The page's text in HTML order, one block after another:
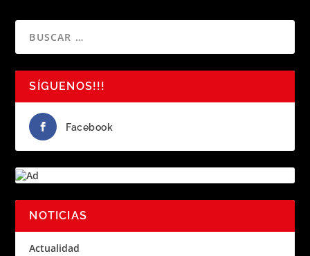
SÍGUENOS!!!
Facebook
NOTICIAS
Actualidad